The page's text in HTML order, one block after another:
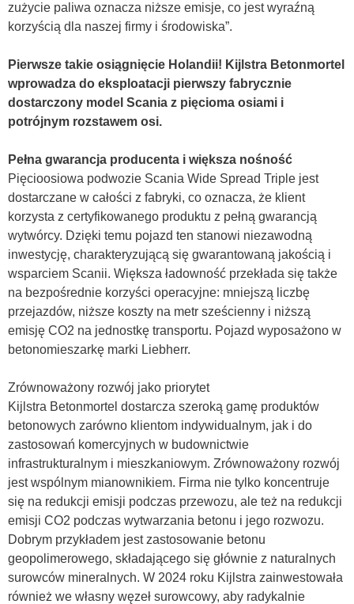
zużycie paliwa oznacza niższe emisje, co jest wyraźną
korzyścią dla naszej firmy i środowiska”.
Pierwsze takie osiągnięcie Holandii! Kijlstra Betonmortel
wprowadza do eksploatacji pierwszy fabrycznie
dostarczony model Scania z pięcioma osiami i
potrójnym rozstawem osi.
Pełna gwarancja producenta i większa nośność
Pięcioosiowa podwozie Scania Wide Spread Triple jest
dostarczane w całości z fabryki, co oznacza, że klient
korzysta z certyfikowanego produktu z pełną gwarancją
wytwórcy. Dzięki temu pojazd ten stanowi niezawodną
inwestycję, charakteryzującą się gwarantowaną jakością i
wsparciem Scanii. Większa ładowność przekłada się także
na bezpośrednie korzyści operacyjne: mniejszą liczbę
przejazdów, niższe koszty na metr sześcienny i niższą
emisję CO2 na jednostkę transportu. Pojazd wyposażono w
betonomieszarkę marki Liebherr.
Zrównoważony rozwój jako priorytet
Kijlstra Betonmortel dostarcza szeroką gamę produktów
betonowych zarówno klientom indywidualnym, jak i do
zastosowań komercyjnych w budownictwie
infrastrukturalnym i mieszkaniowym. Zrównoważony rozwój
jest wspólnym mianownikiem. Firma nie tylko koncentruje
się na redukcji emisji podczas przewozu, ale też na redukcji
emisji CO2 podczas wytwarzania betonu i jego rozwozu.
Dobrym przykładem jest zastosowanie betonu
geopolimerowego, składającego się głównie z naturalnych
surowców mineralnych. W 2024 roku Kijlstra zainwestowała
również we własny węzeł surowcowy, aby radykalnie